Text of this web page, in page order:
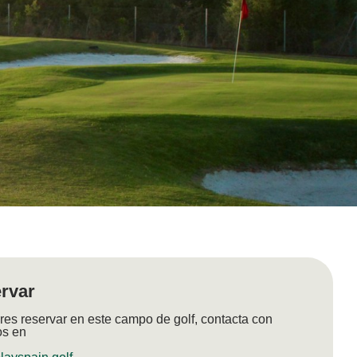
reservar en este campo de golf, contacta con
en